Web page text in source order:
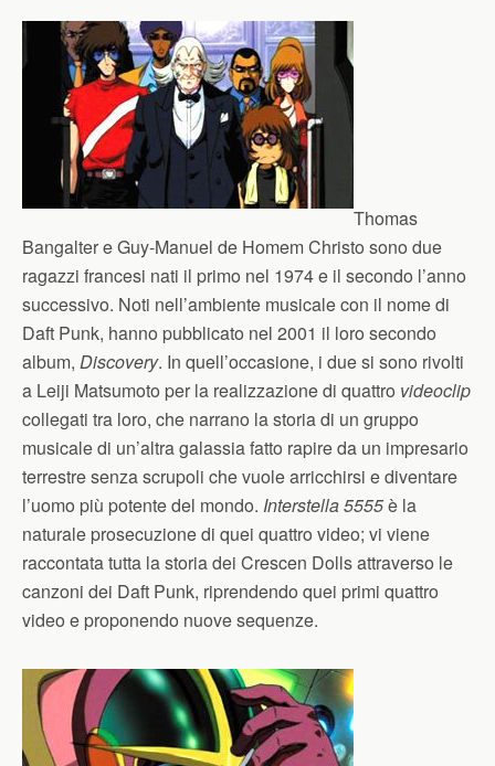
Thomas
Bangalter e Guy-Manuel de Homem Christo sono due
ragazzi francesi nati il primo nel 1974 e il secondo l’anno
successivo. Noti nell’ambiente musicale con il nome di
Daft Punk, hanno pubblicato nel 2001 il loro secondo
album, Discovery. In quell’occasione, i due si sono rivolti
a Leiji Matsumoto per la realizzazione di quattro videoclip
collegati tra loro, che narrano la storia di un gruppo
musicale di un’altra galassia fatto rapire da un impresario
terrestre senza scrupoli che vuole arricchirsi e diventare
l’uomo più potente del mondo. Interstella 5555è la
naturale prosecuzione di quei quattro video; vi viene
raccontata tutta la storia dei Crescen Dolls attraverso le
canzoni dei Daft Punk, riprendendo quei primi quattro
video e proponendo nuove sequenze.